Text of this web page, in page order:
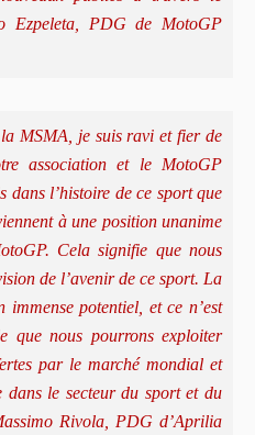
Ezpeleta, PDG de MotoGP
MSMA, je suis ravi et fier de
association et le MotoGP
dans l’histoire de ce sport que
à une position unanime
Cela signifie que nous
de l’avenir de ce sport. La
potentiel, et ce n’est
que nous pourrons exploiter
par le marché mondial et
dans le secteur du sport et du
Rivola, PDG d’Aprilia